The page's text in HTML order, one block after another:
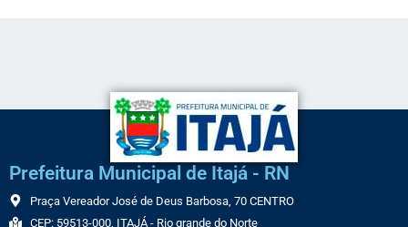
Prefeitura Municipal de Itajá - RN
Praça Vereador José de Deus Barbosa, 70 CENTRO
CEP: 59513-000, ITAJÁ - Rio grande do Norte